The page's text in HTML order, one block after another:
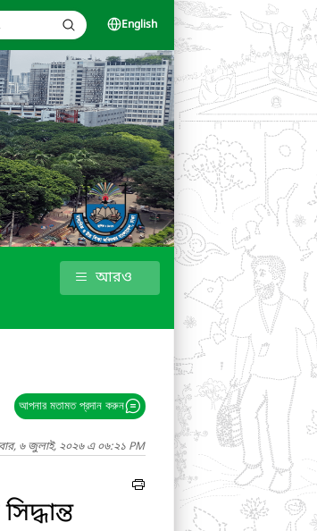
English
আরও
আপনার মতামত প্রদান করুন
৬ জুলাই, ২০২৬ এ ০৬:২১ PM